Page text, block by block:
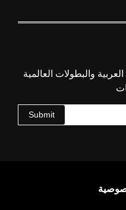
والبطولات العالمية
Submit